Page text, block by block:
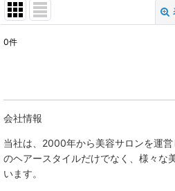
0件
会社情報
当社は、 2000年から美容サロンを運
のヘアースタイルだけでなく、様々な
います。